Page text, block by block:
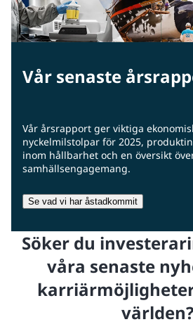
Vår senaste
Vår årsrapport ger viktiga
nyckelmilstolpar för 2025,
inom hållbarhet och en översikt
samhällsengagemang.
Se vad vi har åstadkommit
Söker du
våra senaste
världen?